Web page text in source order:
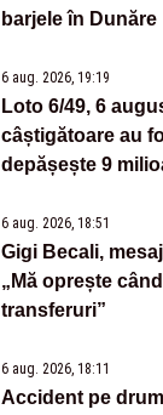
barjele în Dunăre
6 aug. 2026, 19:19
Loto 6/49, 6
câștigătoare au
depășește 9
6 aug. 2026, 18:51
Gigi Becali,
„Mă oprește
transferuri”
6 aug. 2026, 18:11
Accident pe